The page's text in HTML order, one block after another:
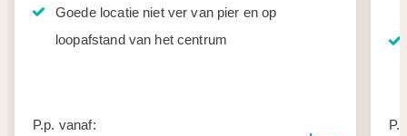
Goede locatie niet ver van pier en op
loopafstand van het centrum
P.p. vanaf: